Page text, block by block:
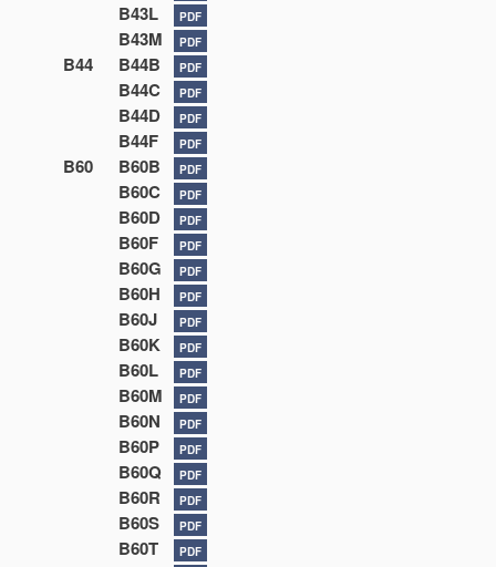
B43L PDF
B43M PDF
B44 B44B PDF
B44C PDF
B44D PDF
B44F PDF
B60 B60B PDF
B60C PDF
B60D PDF
B60F PDF
B60G PDF
B60H PDF
B60J PDF
B60K PDF
B60L PDF
B60M PDF
B60N PDF
B60P PDF
B60Q PDF
B60R PDF
B60S PDF
B60T PDF